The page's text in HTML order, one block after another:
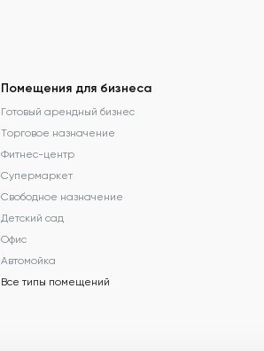
Помещения для бизнеса
Готовый арендный бизнес
Торговое назначение
Фитнес-центр
Супермаркет
Свободное назначение
Детский сад
Офис
Автомойка
Все типы помещений